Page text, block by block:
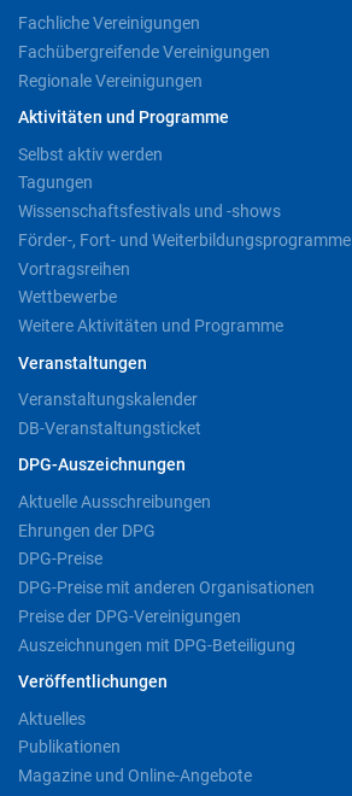
Fachliche Vereinigungen
Fachübergreifende Vereinigungen
Regionale Vereinigungen
Aktivitäten und Programme
Selbst aktiv werden
Tagungen
Wissenschaftsfestivals und -shows
Förder-, Fort- und Weiterbildungsprogramme
Vortragsreihen
Wettbewerbe
Weitere Aktivitäten und Programme
Veranstaltungen
Veranstaltungskalender
DB-Veranstaltungsticket
DPG-Auszeichnungen
Aktuelle Ausschreibungen
Ehrungen der DPG
DPG-Preise
DPG-Preise mit anderen Organisationen
Preise der DPG-Vereinigungen
Auszeichnungen mit DPG-Beteiligung
Veröffentlichungen
Aktuelles
Publikationen
Magazine und Online-Angebote